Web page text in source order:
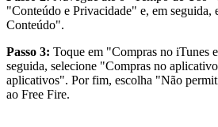
"Conteúdo e Privacidade" e, em seguida,
Conteúdo".
Passo 3: Toque em "Compras no iTunes
seguida, selecione "Compras no
aplicativos". Por fim, escolha "Não
ao Free Fire.